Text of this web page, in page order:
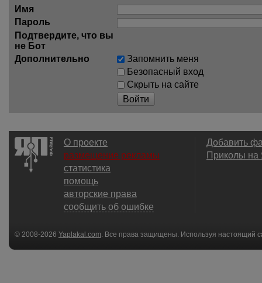
Имя
Пароль
Подтвердите, что вы
не Бот
Дополнительно
Запомнить меня
Безопасный вход
Скрыть на сайте
Войти
О проекте
размещение рекламы
статистика
помощь
авторские права
сообщить об ошибке
Добавить
Приколы
© 2008-2026 Yaplakal.com . Все права защищены. Используя настоящий
соглашения.